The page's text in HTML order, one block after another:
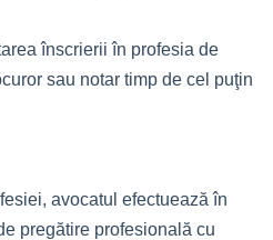
înscrierii în profesia de
sau notar timp de cel puţin
avocatul efectuează în
pregătire profesională cu